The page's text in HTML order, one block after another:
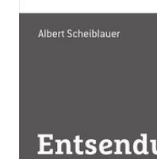
VonScheiblauer Albert